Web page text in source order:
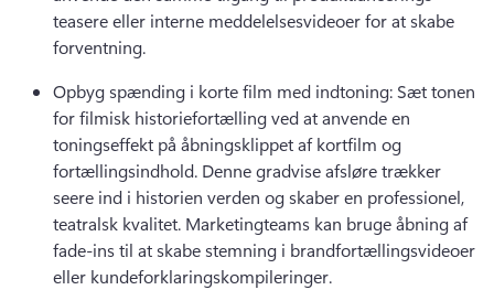
teasere eller interne meddelelsesvideoer for at skabe
forventning.
Opbyg spænding i korte film med indtoning: Sæt tonen
for filmisk historiefortælling ved at anvende en
toningseffekt på åbningsklippet af kortfilm og
fortællingsindhold. Denne gradvise afsløre trækker
seere ind i historien verden og skaber en professionel,
teatralsk kvalitet. Marketingteams kan bruge åbning af
fade-ins til at skabe stemning i brandfortællingsvideoer
eller kundeforklaringskompileringer.